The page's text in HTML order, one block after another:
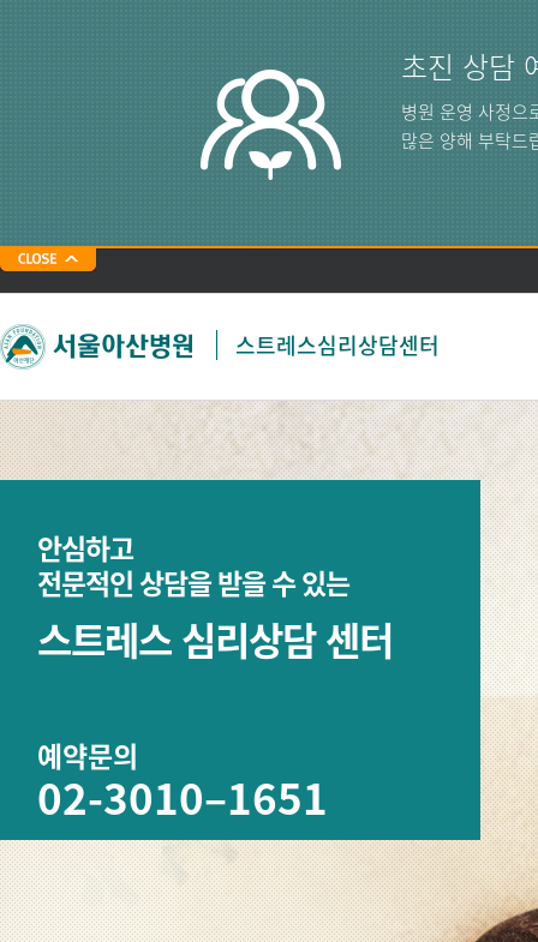
초진 상담
병원 운영 사정으
많은 양해 부탁드
스트레스심리상담센터
안심하고
전문적인 상담을 받을 수 있는
스트레스 심리상담 센터
예약문의
02-3010–1651